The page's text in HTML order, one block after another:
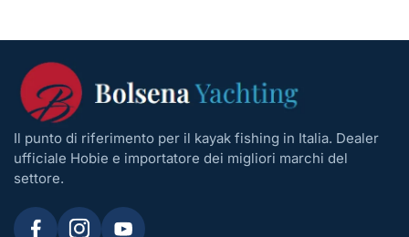
Il punto di riferimento per il kayak fishing in Italia. Dealer
ufficiale Hobie e importatore dei migliori marchi del
settore.